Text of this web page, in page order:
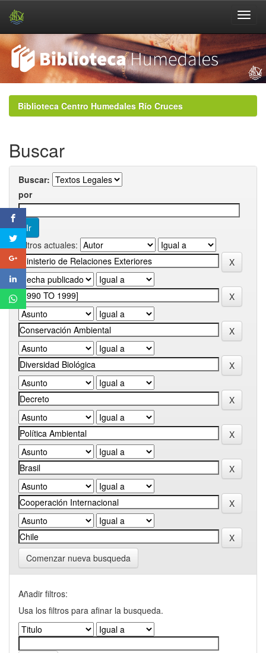
navigationBiblioteca Centro Humedales Río Cruces
Buscar
Buscar:
por
Filtros actuales:
Comenzar nueva busqueda
Añadir filtros:
Usa los filtros para afinar la busqueda.